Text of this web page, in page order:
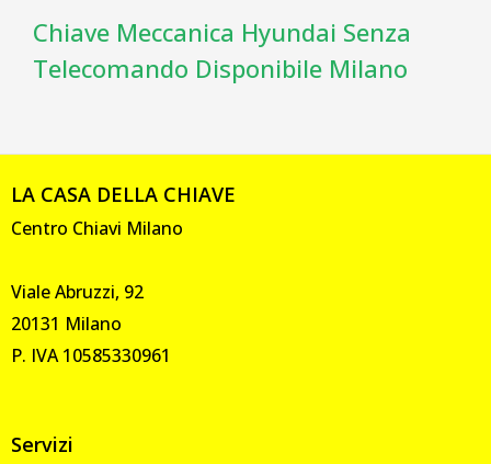
Chiave Meccanica Hyundai Senza
Telecomando Disponibile Milano
LA CASA DELLA CHIAVE
Centro Chiavi Milano
Viale Abruzzi, 92
20131 Milano
P. IVA 10585330961
Servizi